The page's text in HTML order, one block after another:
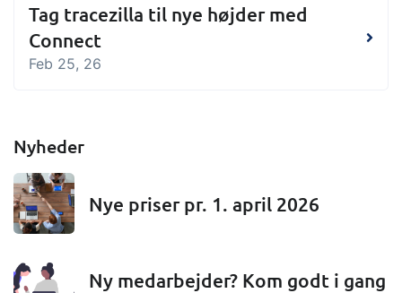
Tag tracezilla til nye højder med
Connect
Feb 25, 26
Nyheder
Nye priser pr. 1. april 2026
Ny medarbejder? Kom godt i gang